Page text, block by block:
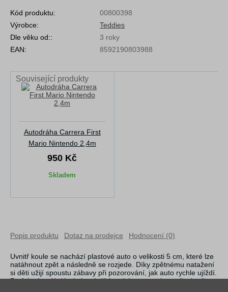
Kód produktu:
00800398
Výrobce:
Teddies
Dle věku od::
3 roky
EAN:
8592190803988
Související produkty
Autodráha Carrera First
Mario Nintendo 2,4m
950 Kč
Skladem
Popis produktu Dotaz na prodejce Hodnocení (0)
Uvnitř koule se nachází plastové auto o velikosti 5 cm, které lze
natáhnout zpět a následně se rozjede. Díky zpětnému natažení
si děti užijí spoustu zábavy při pozorování, jak auto rychle ujíždí.
Perfektní malý dárek, který děti nadchne a poskytne jim hodiny